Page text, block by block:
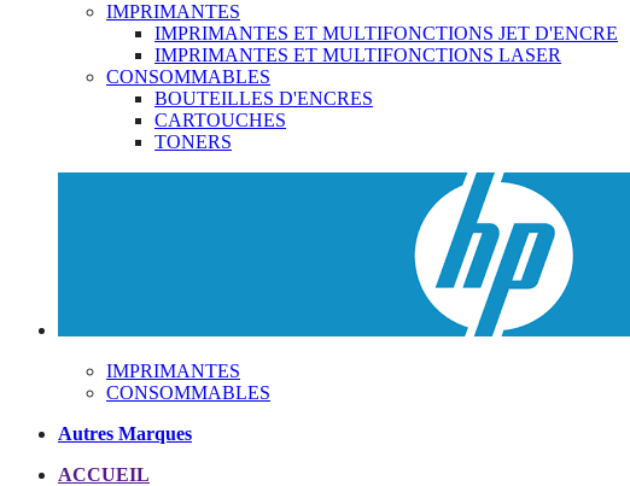
IMPRIMANTES
IMPRIMANTES ET MULTIFONCTIONS JET D'ENCRE
IMPRIMANTES ET MULTIFONCTIONS LASER
CONSOMMABLES
BOUTEILLES D'ENCRES
CARTOUCHES
TONERS
IMPRIMANTES
CONSOMMABLES
Autres Marques
ACCUEIL